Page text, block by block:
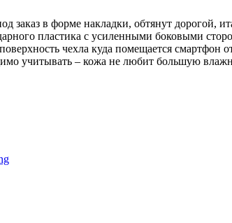
заказ в форме накладки, обтянут дорогой,
пластика с усиленными боковыми
чехла куда помещается смартфон
учитывать – кожа не любит большую